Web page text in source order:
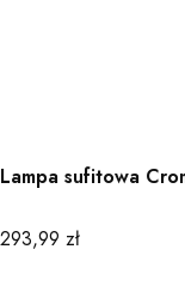
Lampa sufitowa
Cena
293,99 zł